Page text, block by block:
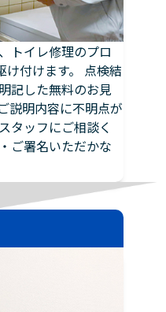
トイレ修理のプロ
け付けます。 点検結
記した無料のお見
説明内容に不明点が
タッフにご相談く
ご署名いただかな